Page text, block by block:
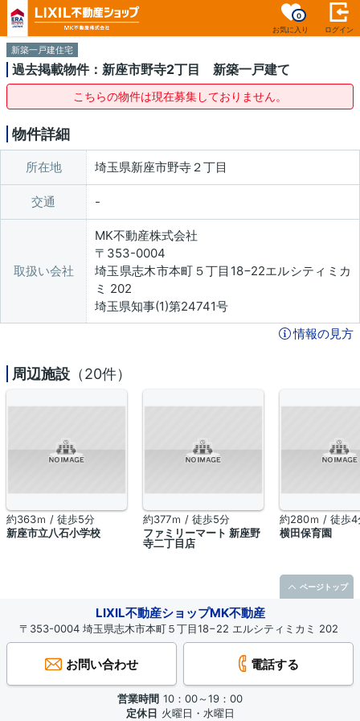
お気に入り
0
ログイン
新築一戸建住宅
過去掲載物件：新座市野寺2丁目 新築一戸建て
こちらの物件は現在募集しておりません。
物件詳細
所在地 埼玉県新座市野寺２丁目
交通
取扱い会社
MK不動産株式会社
〒353-0004
埼玉県志木市本町５丁目18−22エルシティミカ
ミ 202
埼玉県知事(1)第24741号
情報の見方
周辺施設 （20件）
約363ｍ / 徒歩5分
新座市立八石小学校
約377ｍ / 徒歩5分
ファミリーマート 新座野
寺二丁目店
約280ｍ / 徒歩4
横田保育園
LIXIL不動産ショップMK不動産
〒353-0004 埼玉県志木市本町５丁目18−22 エルシティミカミ 202
お問い合わせ 電話する
営業時間 10：00～19：00
定休日 火曜日・水曜日
ページトップ